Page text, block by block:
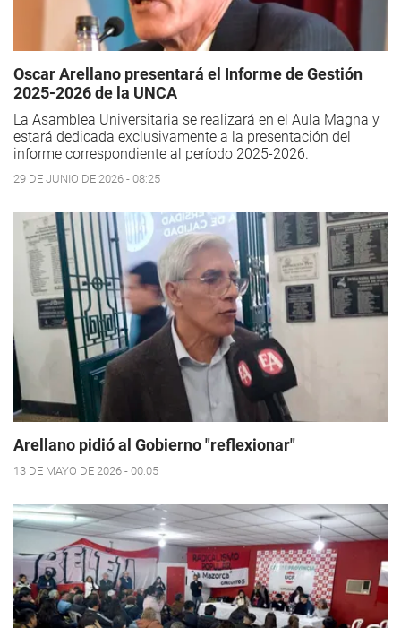
Oscar Arellano presentará el Informe de Gestión
2025-2026 de la UNCA
La Asamblea Universitaria se realizará en el Aula Magna y
estará dedicada exclusivamente a la presentación del
informe correspondiente al período 2025-2026.
29 DE JUNIO DE 2026 - 08:25
Arellano pidió al Gobierno "reflexionar"
13 DE MAYO DE 2026 - 00:05